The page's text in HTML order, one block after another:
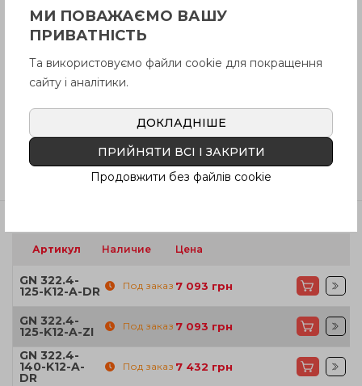
Инструкция (pdf.)
Отзывы
Артикул Наличие Цена
GN 322.4-
125-K12-A-DR Под заказ 7 093 грн
GN 322.4-
125-K12-A-ZI Под заказ 7 093 грн
GN 322.4-
140-K12-A-
DR
Под заказ 7 432 грн
МИ ПОВАЖАЄМО ВАШУ
ПРИВАТНІСТЬ
Та використовуємо файли cookie для покращення
сайту і аналітики.
ДОКЛАДНІШЕ
ПРИЙНЯТИ ВСІ І ЗАКРИТИ
Продовжити без файлів cookie